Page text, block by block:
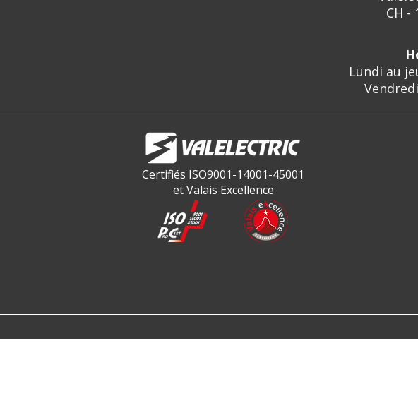
CH -
Lundi au
Certifiés ISO9001-14001-45001
et Valais Excellence